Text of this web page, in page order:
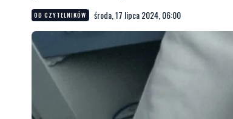
OD CZYTELNIKÓW środa, 17 lipca 2024, 06:00